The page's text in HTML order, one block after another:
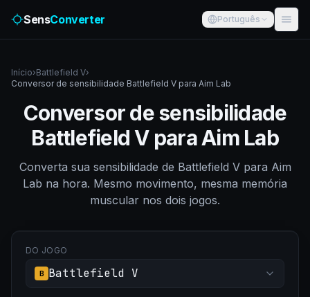
SensConverter Português
Início›Battlefield V›
Conversor de sensibilidade Battlefield V para Aim Lab
Conversor de sensibilidade
Battlefield V para Aim Lab
Converta sua sensibilidade de Battlefield V para Aim
Lab na hora. Mesmo movimento, mesma memória
muscular nos dois jogos.
DO JOGO
B Battlefield V